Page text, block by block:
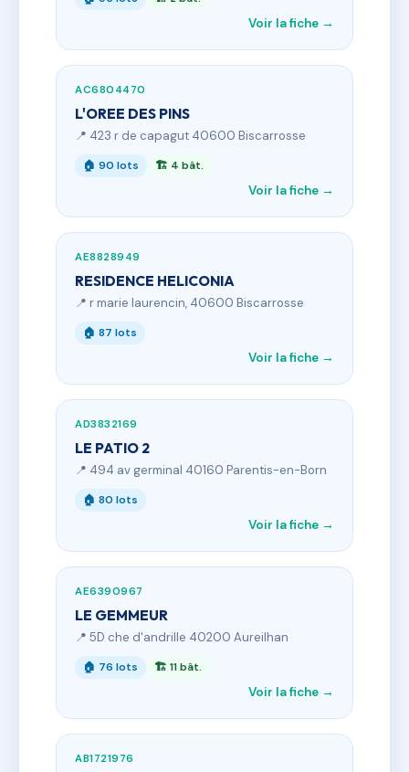
Voir la fiche →
AC6804470
L'OREE DES PINS
📍 423 r de capagut 40600 Biscarrosse
🏠 90 lots 🏗 4 bât.
Voir la fiche →
AE8828949
RESIDENCE HELICONIA
📍 r marie laurencin, 40600 Biscarrosse
🏠 87 lots
Voir la fiche →
AD3832169
LE PATIO 2
📍 494 av germinal 40160 Parentis-en-Born
🏠 80 lots
Voir la fiche →
AE6390967
LE GEMMEUR
📍 5D che d'andrille 40200 Aureilhan
🏠 76 lots 🏗 11 bât.
Voir la fiche →
AB1721976